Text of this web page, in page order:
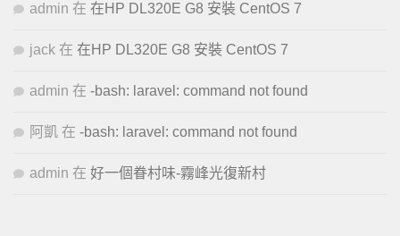
admin 在 在HP DL320E G8 安裝 CentOS 7
jack 在 在HP DL320E G8 安裝 CentOS 7
admin 在 -bash: laravel: command not found
阿凱 在 -bash: laravel: command not found
admin 在 好一個眷村味-霧峰光復新村